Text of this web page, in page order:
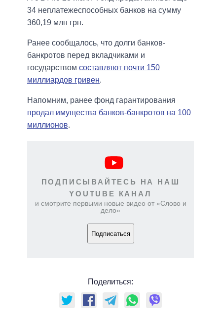
34 неплатежеспособных банков на сумму
360,19 млн грн.
Ранее сообщалось, что долги банков-
банкротов перед вкладчиками и
государством составляют почти 150
миллиардов гривен.
Напомним, ранее фонд гарантирования
продал имущества банков-банкротов на 100
миллионов.
ПОДПИСЫВАЙТЕСЬ НА НАШ
YOUTUBE КАНАЛ
и смотрите первыми новые видео от «Слово и
дело»
Подписаться
Поделиться: